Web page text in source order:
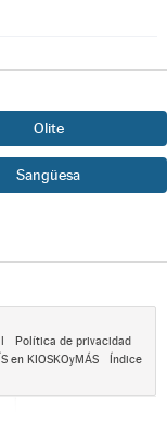
Olite
Sangüesa
Política de privacidad
en KIOSKOyMÁS
Índice